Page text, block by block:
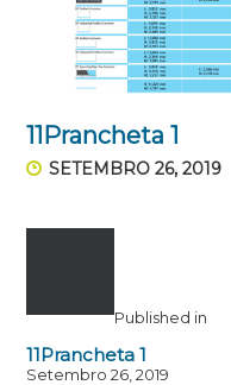
11Prancheta 1
SETEMBRO 26, 2019
Published in
11Prancheta 1
Setembro 26, 2019